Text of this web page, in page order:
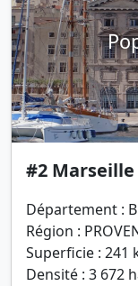
#2 Marseille
Département :
Région :
Superficie : 241
Densité : 3 672